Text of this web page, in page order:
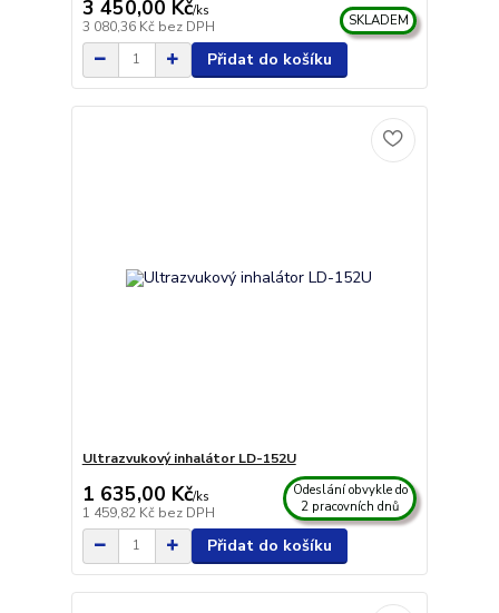
3 450,00 Kč/ks
3 080,36 Kč bez DPH SKLADEM
Přidat do košíku
Ultrazvukový inhalátor LD-152U
1 635,00 Kč/ks
1 459,82 Kč bez DPH
Odeslání obvykle do
2 pracovních dnů
Přidat do košíku